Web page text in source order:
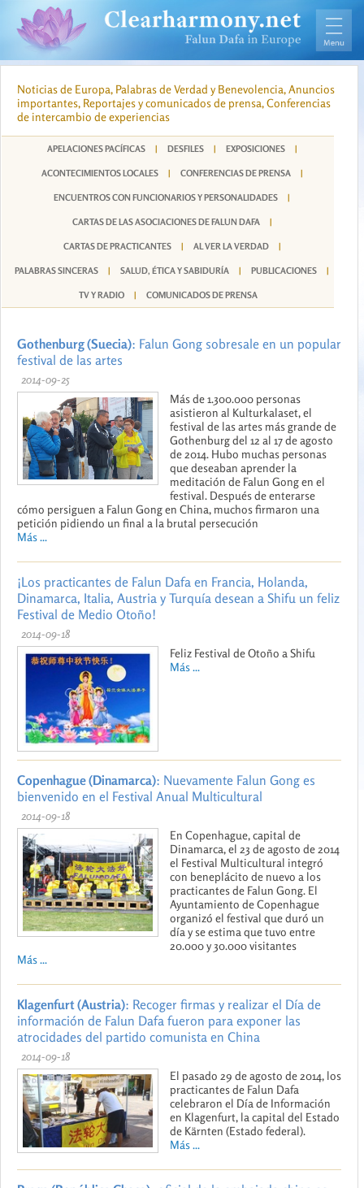
Noticias de Europa, Palabras de Verdad y Benevolencia, Anuncios
importantes, Reportajes y comunicados de prensa, Conferencias
de intercambio de experiencias
APELACIONES PACÍFICAS | DESFILES | EXPOSICIONES |
ACONTECIMIENTOS LOCALES | CONFERENCIAS DE PRENSA |
ENCUENTROS CON FUNCIONARIOS Y PERSONALIDADES |
CARTAS DE LAS ASOCIACIONES DE FALUN DAFA |
CARTAS DE PRACTICANTES | AL VER LA VERDAD |
PALABRAS SINCERAS | SALUD, ÉTICA Y SABIDURÍA | PUBLICACIONES |
TV Y RADIO | COMUNICADOS DE PRENSA
Gothenburg (Suecia): Falun Gong sobresale en un popular
festival de las artes
2014-09-25
Más de 1.300.000 personas
asistieron al Kulturkalaset, el
festival de las artes más grande de
Gothenburg del 12 al 17 de agosto
de 2014. Hubo muchas personas
que deseaban aprender la
meditación de Falun Gong en el
festival. Después de enterarse
cómo persiguen a Falun Gong en China, muchos firmaron una
petición pidiendo un final a la brutal persecución
Más ...
¡Los practicantes de Falun Dafa en Francia, Holanda,
Dinamarca, Italia, Austria y Turquía desean a Shifu un feliz
Festival de Medio Otoño!
2014-09-18
Feliz Festival de Otoño a Shifu
Más ...
Copenhague (Dinamarca): Nuevamente Falun Gong es
bienvenido en el Festival Anual Multicultural
2014-09-18
En Copenhague, capital de
Dinamarca, el 23 de agosto de 2014
el Festival Multicultural integró
con beneplácito de nuevo a los
practicantes de Falun Gong. El
Ayuntamiento de Copenhague
organizó el festival que duró un
día y se estima que tuvo entre
20.000 y 30.000 visitantes
Más ...
Klagenfurt (Austria): Recoger firmas y realizar el Día de
información de Falun Dafa fueron para exponer las
atrocidades del partido comunista en China
2014-09-18
El pasado 29 de agosto de 2014, los
practicantes de Falun Dafa
celebraron el Día de Información
en Klagenfurt, la capital del Estado
de Kärnten (Estado federal).
Más ...